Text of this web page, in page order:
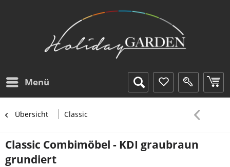
Menü
Übersicht Classic
Classic Combimöbel - KDI graubraun
grundiert